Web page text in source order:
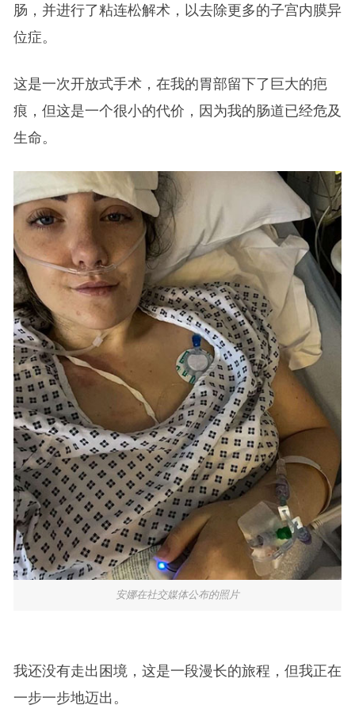
肠，并进行了粘连松解术，以去除更多的子宫内膜异
位症。
这是一次开放式手术，在我的胃部留下了巨大的疤
痕，但这是一个很小的代价，因为我的肠道已经危及
生命。
安娜在社交媒体公布的照片
我还没有走出困境，这是一段漫长的旅程，但我正在
一步一步地迈出。